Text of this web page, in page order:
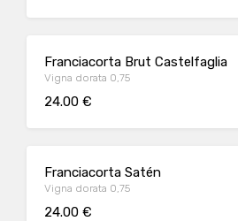
Franciacorta Brut Castelfaglia
Vigna dorata 0,75
24.00 €
Franciacorta Satén
Vigna dorata 0,75
24.00 €